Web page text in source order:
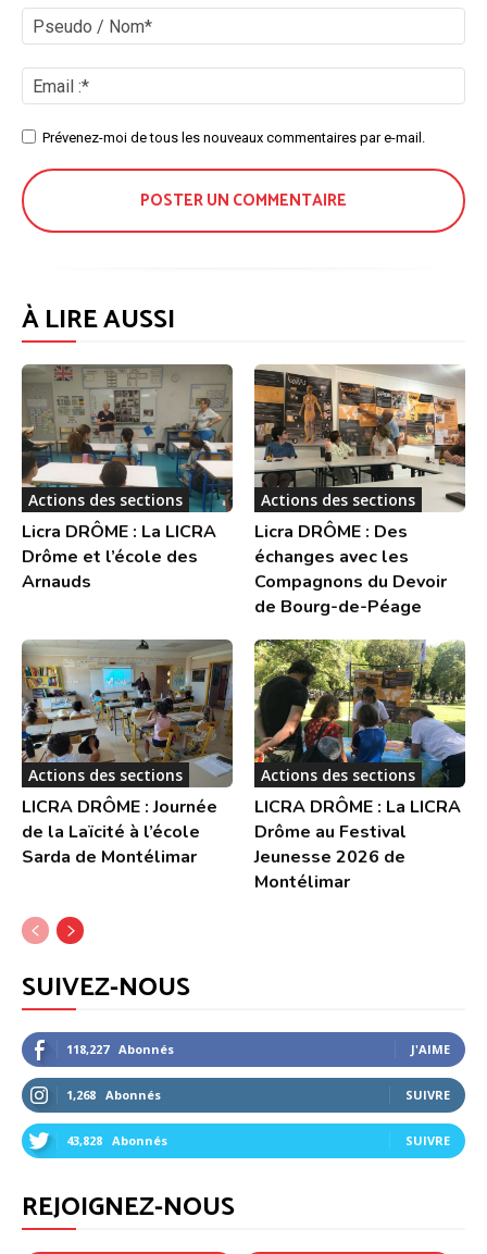
/
:*
SitePrévenez-moi de tous les nouveaux commentaires par e-mail.
À LIRE AUSSI
Actions des sections
Licra DRÔME : La LICRA
Drôme et l’école des
Arnauds
Actions des sections
Licra DRÔME : Des
échanges avec les
Compagnons du Devoir
de Bourg-de-Péage
Actions des sections
LICRA DRÔME : Journée
de la Laïcité à l’école
Sarda de Montélimar
Actions des sections
LICRA DRÔME : La LICRA
Drôme au Festival
Jeunesse 2026 de
Montélimar
SUIVEZ-NOUS
118,227 Abonnés J'AIME
1,268 Abonnés SUIVRE
43,828 Abonnés SUIVRE
REJOIGNEZ-NOUS